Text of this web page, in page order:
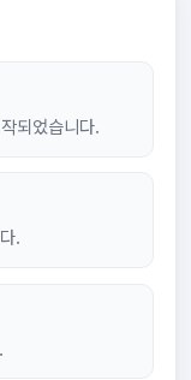
되었습니다.
.